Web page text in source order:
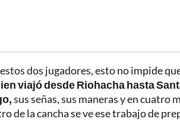
dos jugadores, esto no impide
viajó desde Riohacha hasta
sus señas, sus maneras y en cuatro
de la cancha se ve ese trabajo de